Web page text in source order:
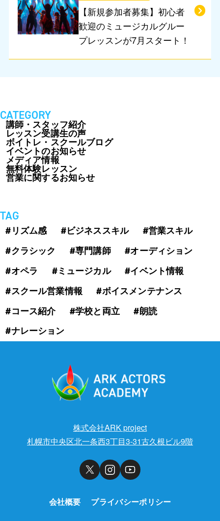
CATEGORY
講師・スタッフ紹介
レッスン受講生の声
ボイトレ・スクールブログ
イベントのお知らせ
メディア情報
無料体験レッスン
営業に関するお知らせ
TAG
#リズム感 #ビジネススキル
#営業スキル
#クラシック
#専門講師
#オーディション
#オペラ
#ミュージカル
#イベント情報
#スクール営業情報
#ボイスメンテナンス
#コース紹介
#学校と両立
#朗読
#ナレーション
【新規参加者募集】初心者
歓迎のミュージカルグルー
プレッスンが7月スタート！
株式会社ARK project
札幌市中央区北一条西3丁目3-31古久根ビル9階
会社概要 プライバシーポリシー